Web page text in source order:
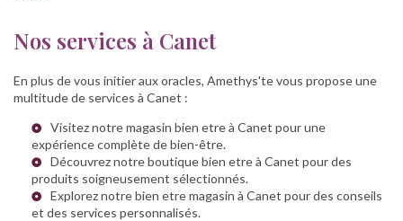
Nos services à Canet
En plus de vous initier aux oracles, Amethys'te vous propose une
multitude de services à Canet :
Visitez notremagasin bien etre à Canet pour une
expérience complète de bien-être.
Découvrez notreboutique bien etre à Canet pour des
produits soigneusement sélectionnés.
Explorez notrebien etre magasin à Canet pour des conseils
et des services personnalisés.